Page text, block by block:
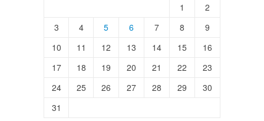
1
2
3
4 5 6 7 8
9
10
11 12 13 14 15
16
17
18 19 20 21 22
23
24
25 26 27 28 29
30
31